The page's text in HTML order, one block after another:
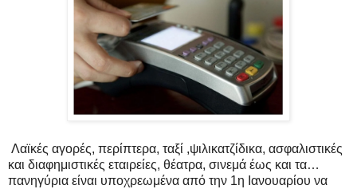
Λαϊκές αγορές, περίπτερα, ταξί ,ψιλικατζίδικα, ασφαλιστικές
και διαφημιστικές εταιρείες, θέατρα, σινεμά έως και τα…
πανηγύρια είναι υποχρεωμένα από την 1η Ιανουαρίου να